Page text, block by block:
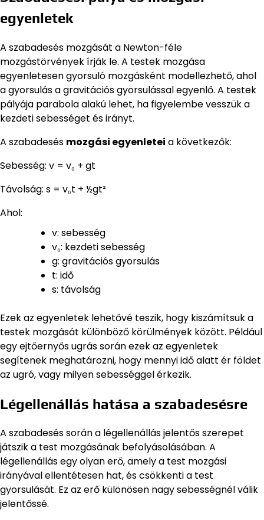
egyenletek
A szabadesés mozgását a Newton-féle
mozgástörvények írják le. A testek mozgása
egyenletesen gyorsuló mozgásként modellezhető, ahol
a gyorsulás a gravitációs gyorsulással egyenlő. A testek
pályája parabola alakú lehet, ha figyelembe vesszük a
kezdeti sebességet és irányt.
A szabadesés mozgási egyenletei a következők:
Sebesség: v = v₀ + gt
Távolság: s = v₀t + ½gt²
Ahol:
v: sebesség
v₀: kezdeti sebesség
g: gravitációs gyorsulás
t: idő
s: távolság
Ezek az egyenletek lehetővé teszik, hogy kiszámítsuk a
testek mozgását különböző körülmények között. Például
egy ejtőernyős ugrás során ezek az egyenletek
segítenek meghatározni, hogy mennyi idő alatt ér földet
az ugró, vagy milyen sebességgel érkezik.
Légellenállás hatása a szabadesésre
A szabadesés során a légellenállás jelentős szerepet
játszik a test mozgásának befolyásolásában. A
légellenállás egy olyan erő, amely a test mozgási
irányával ellentétesen hat, és csökkenti a test
gyorsulását. Ez az erő különösen nagy sebességnél válik
jelentőssé.